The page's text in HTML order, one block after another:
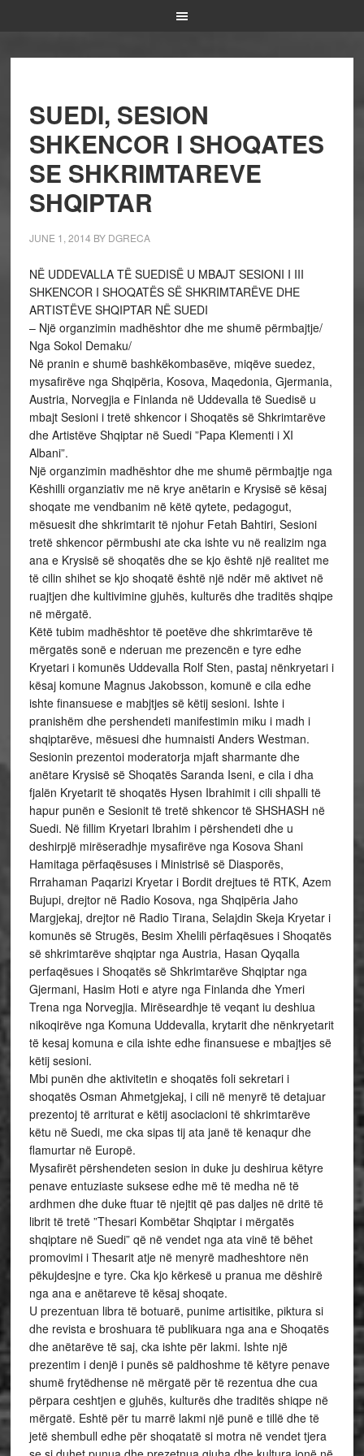
SUEDI, SESION
SHKENCOR I SHOQATES
SE SHKRIMTAREVE
SHQIPTAR
JUNE 1, 2014 BY DGRECA
NË UDDEVALLA TË SUEDISË U MBAJT SESIONI I III
SHKENCOR I SHOQATËS SË SHKRIMTARËVE DHE
ARTISTËVE SHQIPTAR NË SUEDI
– Një organzimin madhështor dhe me shumë përmbajtje/
Nga Sokol Demaku/
Në pranin e shumë bashkëkombasëve, miqëve suedez,
mysafirëve nga Shqipëria, Kosova, Maqedonia, Gjermania,
Austria, Norvegjia e Finlanda në Uddevalla të Suedisë u
mbajt Sesioni i tretë shkencor i Shoqatës së Shkrimtarëve
dhe Artistëve Shqiptar në Suedi ”Papa Klementi i XI
Albani”.
Një organzimin madhështor dhe me shumë përmbajtje nga
Këshilli organziativ me në krye anëtarin e Krysisë së kësaj
shoqate me vendbanim në këtë qytete, pedagogut,
mësuesit dhe shkrimtarit të njohur Fetah Bahtiri, Sesioni
tretë shkencor përmbushi ate cka ishte vu në realizim nga
ana e Krysisë së shoqatës dhe se kjo është një realitet me
të cilin shihet se kjo shoqatë është një ndër më aktivet në
ruajtjen dhe kultivimine gjuhës, kulturës dhe traditës shqipe
në mërgatë.
Këtë tubim madhështor të poetëve dhe shkrimtarëve të
mërgatës sonë e nderuan me prezencën e tyre edhe
Kryetari i komunës Uddevalla Rolf Sten, pastaj nënkryetari i
kësaj komune Magnus Jakobsson, komunë e cila edhe
ishte finansuese e mabjtjes së këtij sesioni. Ishte i
pranishëm dhe pershendeti manifestimin miku i madh i
shqiptarëve, mësuesi dhe humnaisti Anders Westman.
Sesionin prezentoi moderatorja mjaft sharmante dhe
anëtare Krysisë së Shoqatës Saranda Iseni, e cila i dha
fjalën Kryetarit të shoqatës Hysen Ibrahimit i cili shpalli të
hapur punën e Sesionit të tretë shkencor të SHSHASH në
Suedi. Në fillim Kryetari Ibrahim i përshendeti dhe u
deshirpjë mirëseradhje mysafirëve nga Kosova Shani
Hamitaga përfaqësuses i Ministrisë së Diasporës,
Rrrahaman Paqarizi Kryetar i Bordit drejtues të RTK, Azem
Bujupi, drejtor në Radio Kosova, nga Shqipëria Jaho
Margjekaj, drejtor në Radio Tirana, Selajdin Skeja Kryetar i
komunës së Strugës, Besim Xhelili përfaqësues i Shoqatës
së shkrimtarëve shqiptar nga Austria, Hasan Qyqalla
perfaqësues i Shoqatës së Shkrimtarëve Shqiptar nga
Gjermani, Hasim Hoti e atyre nga Finlanda dhe Ymeri
Trena nga Norvegjia. Mirëseardhje të veqant iu deshiua
nikoqirëve nga Komuna Uddevalla, krytarit dhe nënkryetarit
të kesaj komuna e cila ishte edhe finansuese e mbajtjes së
këtij sesioni.
Mbi punën dhe aktivitetin e shoqatës foli sekretari i
shoqatës Osman Ahmetgjekaj, i cili në menyrë të detajuar
prezentoj të arriturat e këtij asociacioni të shkrimtarëve
këtu në Suedi, me cka sipas tij ata janë të kenaqur dhe
flamurtar në Europë.
Mysafirët përshendeten sesion in duke ju deshirua këtyre
penave entuziaste suksese edhe më të medha në të
ardhmen dhe duke ftuar të njejtit që pas daljes në dritë të
librit të tretë ”Thesari Kombëtar Shqiptar i mërgatës
shqiptare në Suedi” që në vendet nga ata vinë të bëhet
promovimi i Thesarit atje në menyrë madheshtore nën
pëkujdesjne e tyre. Cka kjo kërkesë u pranua me dëshirë
nga ana e anëtareve të kësaj shoqate.
U prezentuan libra të botuarë, punime artisitike, piktura si
dhe revista e broshuara të publikuara nga ana e Shoqatës
dhe anëtarëve të saj, cka ishte për lakmi. Ishte një
prezentim i denjë i punës së paldhoshme të këtyre penave
shumë frytëdhense në mërgatë për të rezentua dhe cua
përpara ceshtjen e gjuhës, kulturës dhe traditës shiqpe në
mërgatë. Eshtë për tu marrë lakmi një punë e tillë dhe të
jetë shembull edhe për shoqatatë si motra në vendet tjera